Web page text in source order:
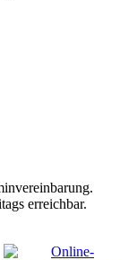
erreichbar.